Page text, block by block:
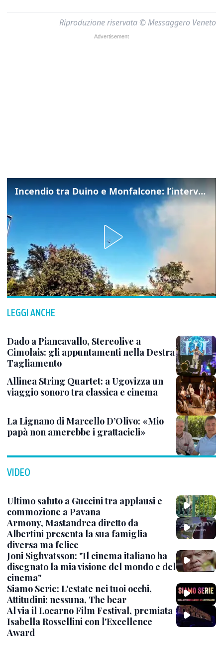
Riproduzione riservata © Messaggero Veneto
Incendio tra Duino e Monfalcone: l’intervento dei vigili del fuoco
LEGGI ANCHE
Dado a Piancavallo, Stereolive a
Cimolais: gli appuntamenti nella Destra
Tagliamento
Allinea String Quartet: a Ugovizza un
viaggio sonoro tra classica e cinema
La Lignano di Marcello D’Olivo: «Mio
papà non amerebbe i grattacieli»
VIDEO
Ultimo saluto a Guccini tra applausi e
commozione a Pavana
Armony, Mastandrea diretto da
Albertini presenta la sua famiglia
diversa ma felice
Joni Sighvatsson: "Il cinema italiano ha
disegnato la mia visione del mondo e del
cinema"
Siamo Serie: L'estate nei tuoi occhi,
Attitudini: nessuna, The bear
Al via il Locarno Film Festival, premiata
Isabella Rossellini con l'Excellence
Award